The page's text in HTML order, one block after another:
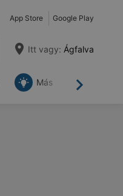
App Store Google Play
Itt vagy: Ágfalva
Tovább
Más